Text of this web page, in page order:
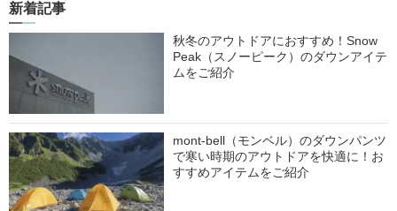
新着記事
秋冬のアウトドアにおすすめ！Snow
Peak（スノーピーク）のダウンアイテ
ムをご紹介
mont-bell（モンベル）のダウンパンツ
で寒い時期のアウトドアを快適に！お
すすめアイテムをご紹介